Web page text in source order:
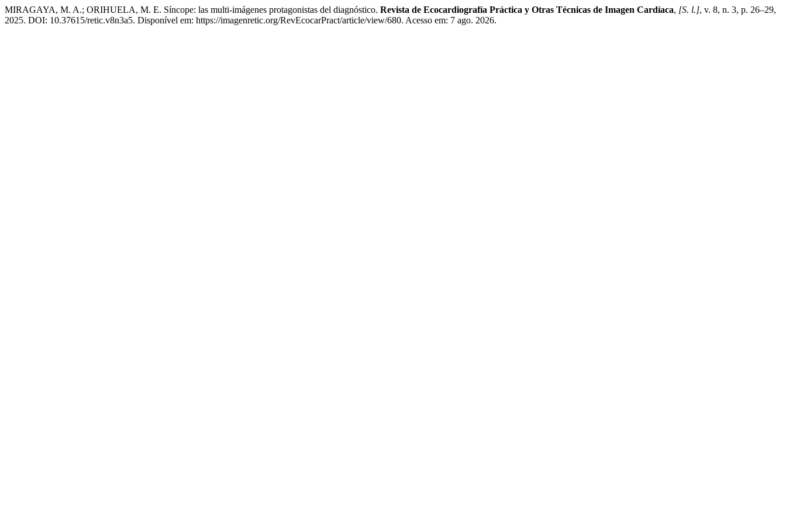
MIRAGAYA, M. A.; ORIHUELA, M. E. Síncope: las multi-imágenes protagonistas del diagnóstico. Revista de Ecocardiografía Práctica y Otras Técnicas de Imagen Cardíaca, [S. l.], v. 8, n. 3, p. 26–29,
2025. DOI: 10.37615/retic.v8n3a5. Disponível em: https://imagenretic.org/RevEcocarPract/article/view/680. Acesso em: 7 ago. 2026.